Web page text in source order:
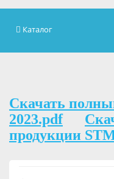
Каталог
Скачать
2023.pdf
продукции